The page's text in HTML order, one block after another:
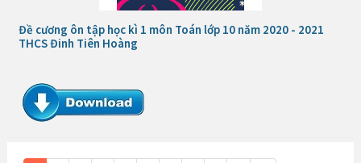
Đề cương ôn tập học kì 1 môn Toán lớp 10 năm 2020 - 2021
THCS Đinh Tiên Hoàng